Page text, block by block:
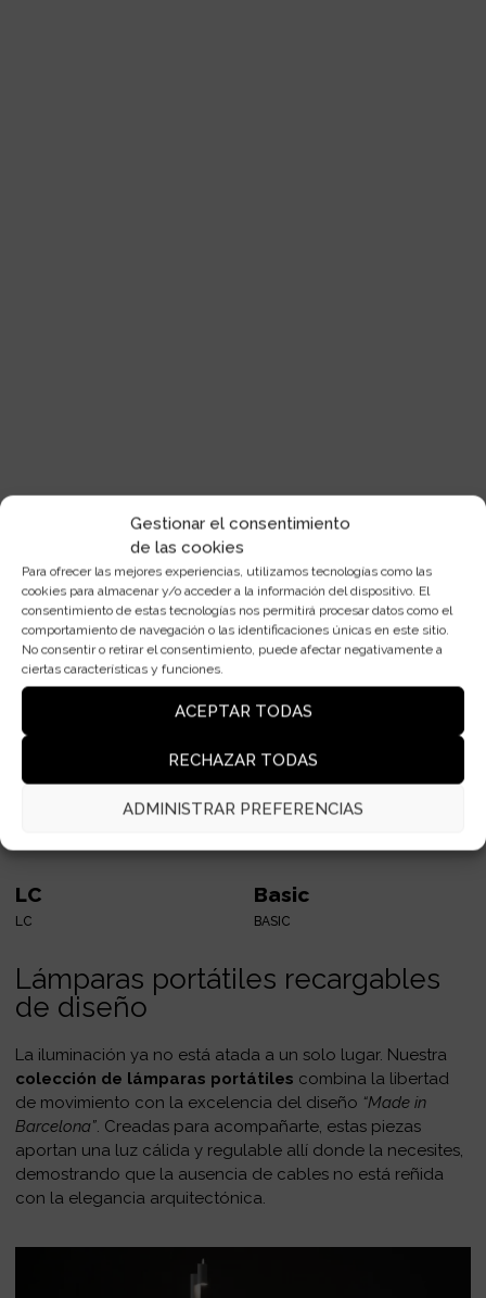
Gestionar el consentimiento
de las cookies
Para ofrecer las mejores experiencias, utilizamos tecnologías como las
cookies para almacenar y/o acceder a la información del dispositivo. El
consentimiento de estas tecnologías nos permitirá procesar datos como el
comportamiento de navegación o las identificaciones únicas en este sitio.
No consentir o retirar el consentimiento, puede afectar negativamente a
ciertas características y funciones.
ACEPTAR TODAS
RECHAZAR TODAS
ADMINISTRAR PREFERENCIAS
LC
LC
Basic
BASIC
Lámparas portátiles recargables
de diseño
La iluminación ya no está atada a un solo lugar. Nuestra
colección de lámparas portátiles combina la libertad
de movimiento con la excelencia del diseño “Made in
Barcelona”. Creadas para acompañarte, estas piezas
aportan una luz cálida y regulable allí donde la necesites,
demostrando que la ausencia de cables no está reñida
con la elegancia arquitectónica.